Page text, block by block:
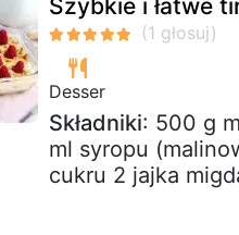
Szybkie i łatwe
Desser
Składniki: 500 g
ml syropu
cukru 2 jajka